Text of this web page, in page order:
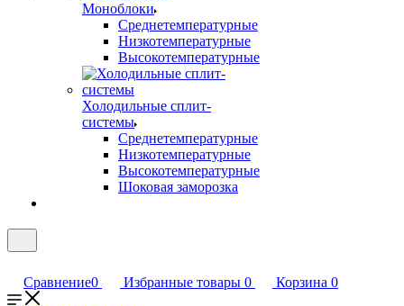
Моноблоки
Среднетемпературные
Низкотемпературные
Высокотемпературные
Холодильные сплит-
системы
Среднетемпературные
Низкотемпературные
Высокотемпературные
Шоковая заморозка
Сравнение0 Избранные товары 0 Корзина 0